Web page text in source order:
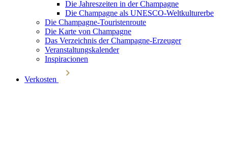
Die Jahreszeiten in der Champagne
Die Champagne als UNESCO-Weltkulturerbe
Die Champagne-Touristenroute
Die Karte von Champagne
Das Verzeichnis der Champagne-Erzeuger
Veranstaltungskalender
Inspiracionen
Verkosten